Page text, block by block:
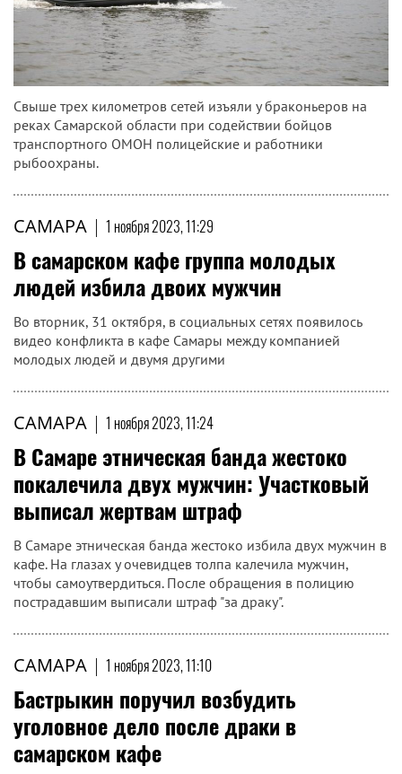
Свыше трех километров сетей изъяли у браконьеров на
реках Самарской области при содействии бойцов
транспортного ОМОН полицейские и работники
рыбоохраны.
САМАРА | 1 ноября 2023, 11:29
В самарском кафе группа молодых
людей избила двоих мужчин
Во вторник, 31 октября, в социальных сетях появилось
видео конфликта в кафе Самары между компанией
молодых людей и двумя другими
САМАРА | 1 ноября 2023, 11:24
В Самаре этническая банда жестоко
покалечила двух мужчин: Участковый
выписал жертвам штраф
В Самаре этническая банда жестоко избила двух мужчин в
кафе. На глазах у очевидцев толпа калечила мужчин,
чтобы самоутвердиться. После обращения в полицию
пострадавшим выписали штраф "за драку".
САМАРА | 1 ноября 2023, 11:10
Бастрыкин поручил возбудить
уголовное дело после драки в
самарском кафе